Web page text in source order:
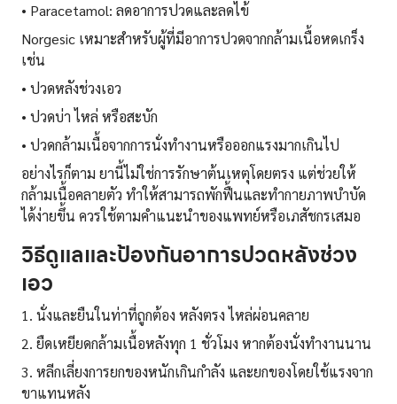
• Paracetamol: ลดอาการปวดและลดไข้
Norgesic เหมาะสำหรับผู้ที่มีอาการปวดจากกล้ามเนื้อหดเกร็ง
เช่น
• ปวดหลังช่วงเอว
• ปวดบ่า ไหล่ หรือสะบัก
• ปวดกล้ามเนื้อจากการนั่งทำงานหรือออกแรงมากเกินไป
อย่างไรก็ตาม ยานี้ไม่ใช่การรักษาต้นเหตุโดยตรง แต่ช่วยให้
กล้ามเนื้อคลายตัว ทำให้สามารถพักฟื้นและทำกายภาพบำบัด
ได้ง่ายขึ้น ควรใช้ตามคำแนะนำของแพทย์หรือเภสัชกรเสมอ
วิธีดูแลและป้องกันอาการปวดหลังช่วง
เอว
1. นั่งและยืนในท่าที่ถูกต้อง หลังตรง ไหล่ผ่อนคลาย
2. ยืดเหยียดกล้ามเนื้อหลังทุก 1 ชั่วโมง หากต้องนั่งทำงานนาน
3. หลีกเลี่ยงการยกของหนักเกินกำลัง และยกของโดยใช้แรงจาก
ขาแทนหลัง